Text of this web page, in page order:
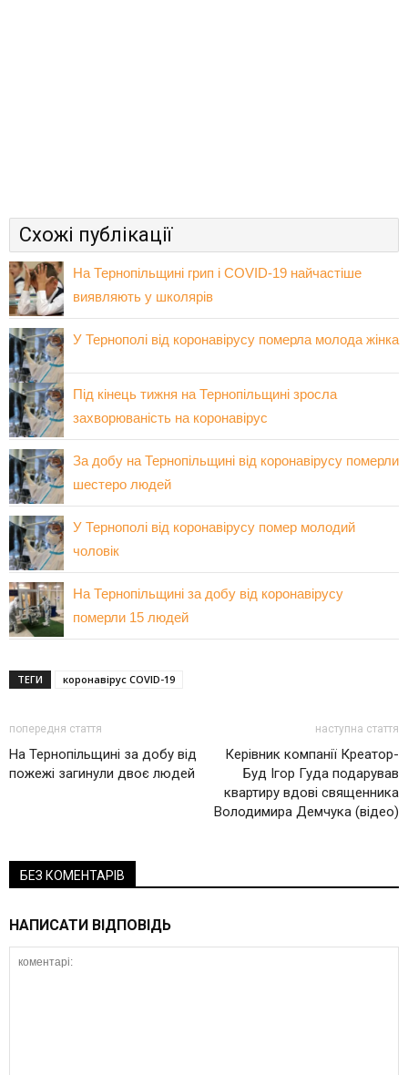
Схожі публікації
На Тернопільщині грип і COVID-19 найчастіше
виявляють у школярів
У Тернополі від коронавірусу померла молода жінка
Під кінець тижня на Тернопільщині зросла
захворюваність на коронавірус
За добу на Тернопільщині від коронавірусу померли
шестеро людей
У Тернополі від коронавірусу помер молодий
чоловік
На Тернопільщині за добу від коронавірусу
померли 15 людей
ТЕГИ коронавірус COVID-19
попередня стаття
На Тернопільщині за добу від
пожежі загинули двоє людей
наступна стаття
Керівник компанії Креатор-
Буд Ігор Гуда подарував
квартиру вдові священника
Володимира Демчука (відео)
БЕЗ КОМЕНТАРІВ
НАПИСАТИ ВІДПОВІДЬ